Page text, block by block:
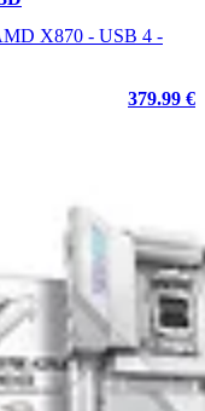
X870 - USB 4 -
379.99 €